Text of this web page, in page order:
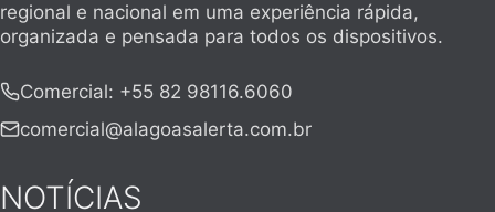
regional e nacional em uma experiência rápida,
organizada e pensada para todos os dispositivos.
Comercial: +55 82 98116.6060
comercial@alagoasalerta.com.br
NOTÍCIAS